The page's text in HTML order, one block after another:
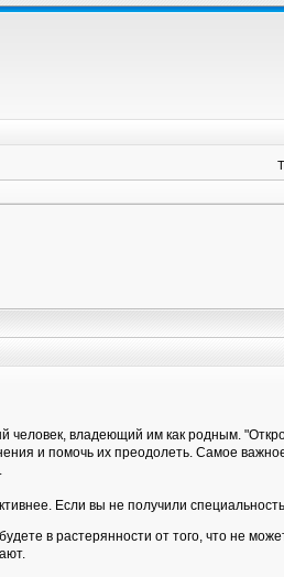
человек, владеющий им как родным.
и помочь их преодолеть. Самое
Если вы не получили специальность
в растерянности от того, что не